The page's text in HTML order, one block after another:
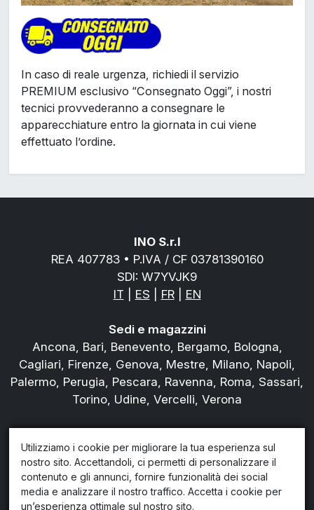
In caso di reale urgenza, richiedi il servizio
PREMIUM esclusivo “Consegnato Oggi”, i nostri
tecnici provvederanno a consegnare le
apparecchiature entro la giornata in cui viene
effettuato l’ordine.
INO S.r.l
REA 407783 • P.IVA / CF 03781390160
SDI: W7YVJK9
IT
ES FR| EN
Sedi e magazzini
Ancona, Bari, Benevento, Bergamo, Bologna,
Cagliari, Firenze, Genova, Mestre, Milano, Napoli,
Palermo, Perugia, Pescara, Ravenna, Roma, Sassari,
Torino, Udine, Vercelli, Verona
Chi siamo
Blog
Privacy policy
Condiziondi di noleggio
Utilizziamo i cookie per migliorare la tua esperienza sul
nostro sito. Accettandoli, ci permetti di personalizzare il
contenuto e gli annunci, fornire funzionalità dei social
media e analizzare il nostro traffico. Accetta i cookie per
un’esperienza ottimale sul nostro sito.